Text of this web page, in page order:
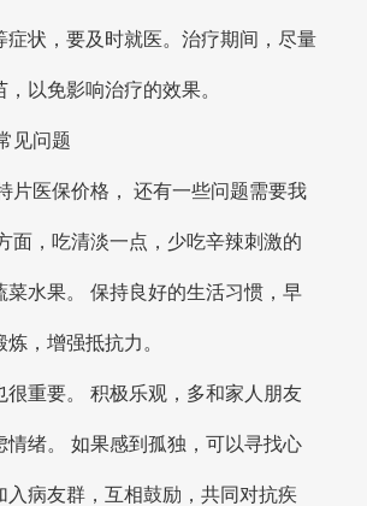
症状，要及时就医。治疗期间，尽量
以免影响治疗的效果。
见问题
片医保价格， 还有一些问题需要我
面，吃清淡一点，少吃辛辣刺激的
菜水果。 保持良好的生活习惯，早
，增强抵抗力。
很重要。 积极乐观，多和家人朋友
情绪。 如果感到孤独，可以寻找心
入病友群，互相鼓励，共同对抗疾